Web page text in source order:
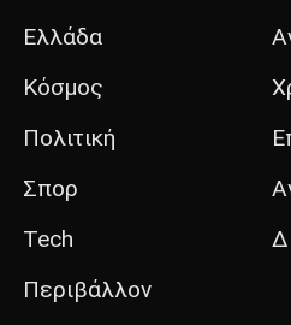
Ελλάδα
Κόσμος
Πολιτική
Σπορ
Tech
Περιβάλλον